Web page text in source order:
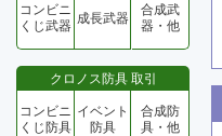
コンビニ
くじ武器 成長武器
合成武
器・他
クロノス防具 取引
コンビニ
くじ防具
イベント
防具
合成防
具・他